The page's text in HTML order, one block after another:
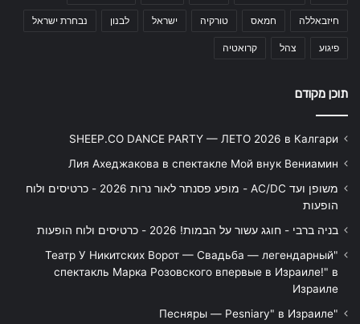
חיזבאללה חמאס טורקיה ישראל לבנון נבחרת ישראל
פיגוע צהל קרואטיה
תוכן מקודם
SHEEP.CO DANCE PARTY — ЛЕТО 2026 в Калгари
Лия Ахеджакова в спектакле Мой внук Вениамин
משופן ועד AC/DC - מופע פסנתר לאור נרות 2026 - כרטיסים ולוח
הופעות
בניה ברבי - חוגג עשור על הבמות! 2026 - כרטיסים ולוח הופעות
"Театр У Никитских Ворот — Свадьба — легендарный
спектакль Марка Розовского впервые в Израиле!" в
Израиле
"Песняры — Pesniary" в Израиле